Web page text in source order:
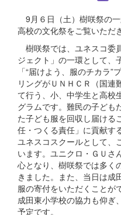
9月６日（土）樹咲祭の
高校の文化祭をご覧いただ
樹咲祭では、ユネスコ委
ジェクト」の一環として、
「“届けよう、服のチカラ
リングがＵＮＨＣＲ（国連
て行う、小、中学生と高校
グラムです。難民の子ども
た子ども服を回収し届ける
任・つくる責任」に貢献す
ユネスコスクールとして、
います。ユニクロ・ＧＵさ
心となり、樹咲祭では多く
きました。また、当日は成
服の寄付をいただくことが
成田東小学校の協力も仰ぎ
予定です。